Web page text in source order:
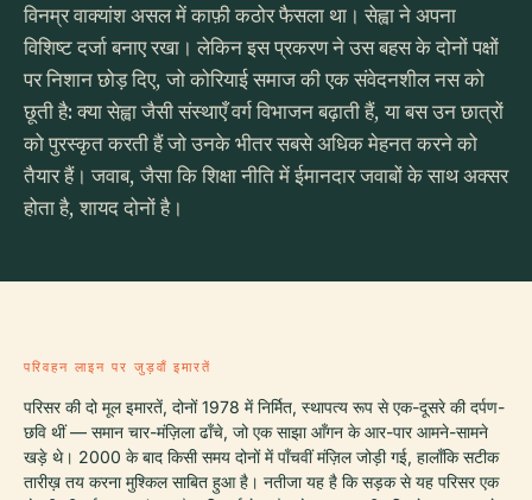
विनम्र वाक्यांश असल में काफ़ी कठोर फैसला था। सेह्वा ने अपना
विशिष्ट दर्जा बनाए रखा। लेकिन इस प्रकरण ने उस बहस के दोनों पक्षों
पर निशान छोड़ दिए, जो कोरियाई समाज की एक संवेदनशील नस को
छूती है: क्या सेह्वा जैसी संस्थाएँ वर्ग विभाजन बढ़ाती हैं, या बस उन छात्रों
को पुरस्कृत करती हैं जो उनके भीतर सबसे अधिक मेहनत करने को
तैयार हैं। जवाब, जैसा कि शिक्षा नीति में ईमानदार जवाबों के साथ अक्सर
होता है, शायद दोनों है।
परिवहन लाइन पर जुड़वाँ इमारतें
परिसर की दो मूल इमारतें, दोनों 1978 में निर्मित, स्थापत्य रूप से एक-दूसरे की दर्पण-
छवि थीं — समान चार-मंज़िला ढाँचे, जो एक साझा आँगन के आर-पार आमने-सामने
खड़े थे। 2000 के बाद किसी समय दोनों में पाँचवीं मंज़िल जोड़ी गई, हालाँकि सटीक
तारीख़ तय करना मुश्किल साबित हुआ है। नतीजा यह है कि सड़क से यह परिसर एक